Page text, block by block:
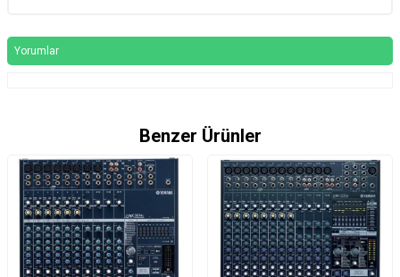
Yorumlar
Benzer Ürünler